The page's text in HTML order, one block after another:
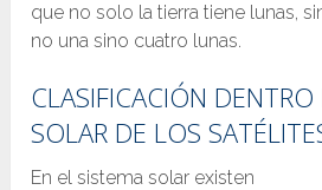
que no solo la tierra tiene lunas,
no una sino cuatro lunas.
CLASIFICACIÓN
SOLAR DE LOS
En el sistema solar existen